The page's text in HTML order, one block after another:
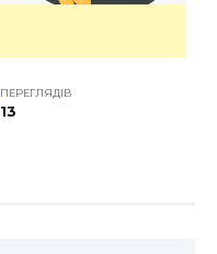
ПЕРЕГЛЯДІВ
13